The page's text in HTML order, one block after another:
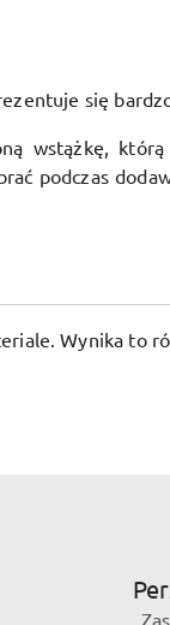
się
wstążkę, którą
podczas
Wynika to